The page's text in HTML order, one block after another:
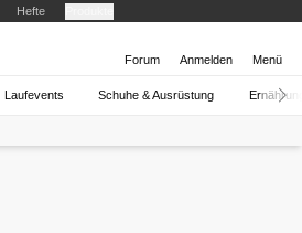
Hefte
Forum Anmelden Menü
Laufevents Schuhe & Ausrüstung